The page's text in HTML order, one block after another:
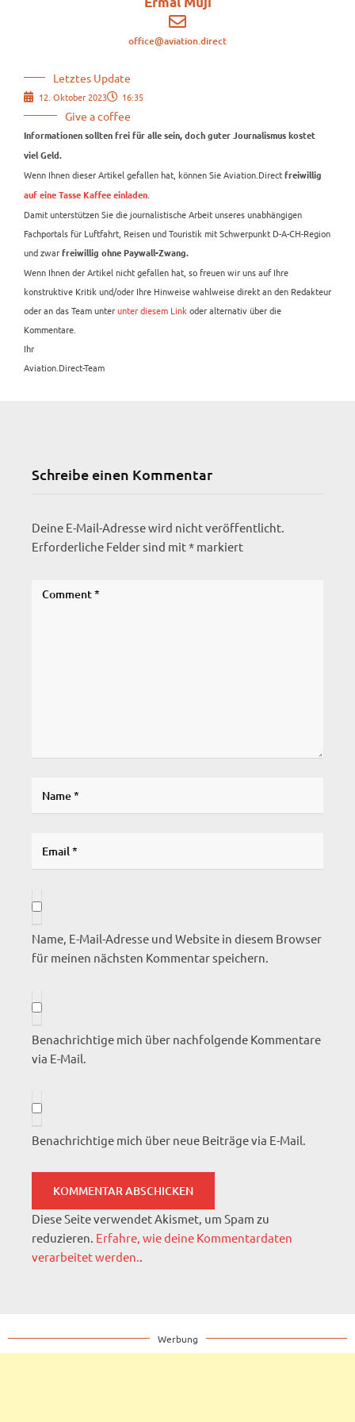
office@aviation.direct
Letztes Update
12. Oktober 2023 16:35
Give a coffee
Informationen sollten frei für alle sein, doch guter Journalismus kostet
viel Geld.
Wenn Ihnen dieser Artikel gefallen hat, können Sie Aviation.Direct freiwillig
auf eine Tasse Kaffee einladen
Damit unterstützen Sie die journalistische Arbeit unseres unabhängigen
Fachportals für Luftfahrt, Reisen und Touristik mit Schwerpunkt D-A-CH-Region
und zwar freiwillig ohne Paywall-Zwang.
Wenn Ihnen der Artikel nicht gefallen hat, so freuen wir uns auf Ihre
konstruktive Kritik und/oder Ihre Hinweise wahlweise direkt an den Redakteur
oder an das Team unterunter diesem Link oder alternativ über die
Kommentare.
Ihr
Aviation.Direct-Team
Schreibe einen Kommentar
Deine E-Mail-Adresse wird nicht veröffentlicht.
Erforderliche Felder sind mit* markiert
Name, E-Mail-Adresse und Website in diesem Browser
für meinen nächsten Kommentar speichern.
Benachrichtige mich über nachfolgende Kommentare
via E-Mail.
Benachrichtige mich über neue Beiträge via E-Mail.
Diese Seite verwendet Akismet, um Spam zu
reduzieren. Erfahre, wie deine Kommentardaten
verarbeitet werden..
Werbung